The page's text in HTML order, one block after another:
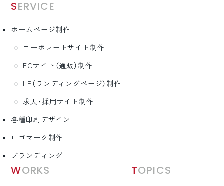
SERVICE
ホームページ制作
コーポレートサイト制作
ECサイト（通販）制作
LP（ランディングページ）制作
求人・採用サイト制作
各種印刷デザイン
ロゴマーク制作
ブランディング
WORKS TOPICS